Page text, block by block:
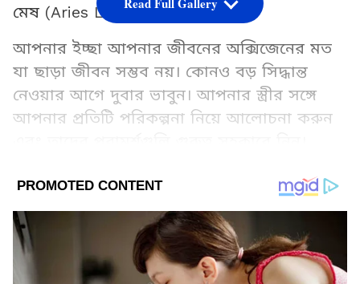
মেষ (Aries Love Horoscope):
আপনার ইচ্ছা আপনার জীবনের অক্সিজেনের মত
যা ছাড়া জীবন সম্ভব নয়। কোনও বড় সিদ্ধান্ত
নেওয়ার আগে দুবার ভাবুন। আপনার স্ত্রীর সঙ্গে
আপনার প্রতিটি পরিকল্পনা নিয়ে আলোচনা করুন
Add Asianetnews Bangla as a Preferred
2